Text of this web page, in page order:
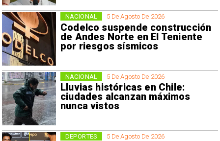
5 De Agosto De 2026
Codelco suspende construcción
de Andes Norte en El Teniente
por riesgos sísmicos
NACIONAL
5 De Agosto De 2026
Lluvias históricas en Chile:
ciudades alcanzan máximos
nunca vistos
NACIONAL
5 De Agosto De 2026
DEPORTES